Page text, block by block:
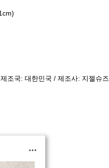
조국: 대한민국 / 제조사: 지젤슈즈